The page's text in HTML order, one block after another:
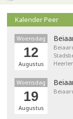
Kalender Peer
Woensdag
12
Augustus
Heerlen
Woensdag
19
Augustus